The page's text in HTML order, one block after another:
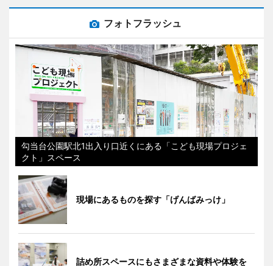
フォトフラッシュ
勾当台公園駅北1出入り口近くにある「こども現場プロジェ
クト」スペース
現場にあるものを探す「げんばみっけ」
詰め所スペースにもさまざまな資料や体験を